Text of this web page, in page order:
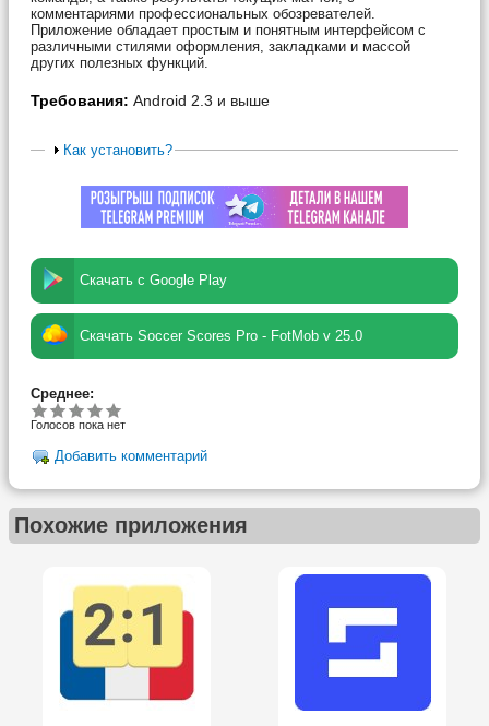
комментариями профессиональных обозревателей.
Приложение обладает простым и понятным интерфейсом с
различными стилями оформления, закладками и массой
других полезных функций.
Требования: Android 2.3 и выше
Как установить?
Скачать с Google Play
Скачать Soccer Scores Pro - FotMob v 25.0
Среднее:
Голосов пока нет
Добавить комментарий
Похожие приложения